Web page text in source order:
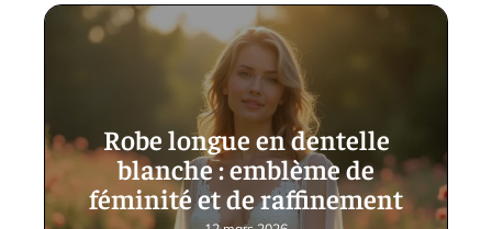
Robe longue en dentelle
blanche : emblème de
féminité et de raffinement